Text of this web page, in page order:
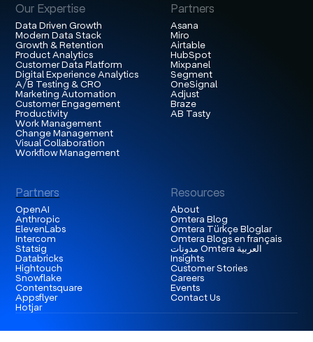
Our Expertise
Data Driven Growth
Modern Data Stack
Growth & Retention
Product Analytics
Customer Data Platform
Digital Experience Analytics
A/B Testing & CRO
Marketing Automation
Customer Engagement
Productivity
Work Management
Change Management
Visual Collaboration
Workflow Management
Partners
Asana
Miro
Airtable
HubSpot
Mixpanel
Segment
OneSignal
Adjust
Braze
AB Tasty
Partners
OpenAI
Anthropic
ElevenLabs
Intercom
Statsig
Databricks
Hightouch
Snowflake
Contentsquare
Appsflyer
Hotjar
Resources
About
Omtera Blog
Omtera Türkçe Bloglar
Omtera Blogs en français
مدونات Omtera العربية
Insights
Customer Stories
Careers
Events
Contact Us